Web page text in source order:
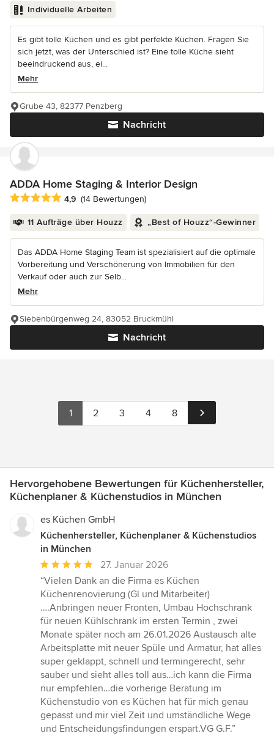
Individuelle Arbeiten
Es gibt tolle Küchen und es gibt perfekte Küchen. Fragen Sie
sich jetzt, was der Unterschied ist? Eine tolle Küche sieht
beeindruckend aus, ei...
Mehr
Nachricht
Grube 43, 82377 Penzberg
ADDA Home Staging & Interior Design
Durchschnittliche Bewertung: 4.9 von 5 Sternen
4,9 (14 Bewertungen)
11 Aufträge über Houzz „Best of Houzz“-Gewinner
Das ADDA Home Staging Team ist spezialisiert auf die optimale
Vorbereitung und Verschönerung von Immobilien für den
Verkauf oder auch zur Selb...
Mehr
Nachricht
Siebenbürgenweg 24, 83052 Bruckmühl
1 2 3 4 8
Hervorgehobene Bewertungen für Küchenhersteller,
Küchenplaner & Küchenstudios in München
es Küchen GmbH
Küchenhersteller, Küchenplaner & Küchenstudios
in München
Durchschnittliche
Bewertung:
5
von
5
Sternen
27. Januar 2026
“Vielen Dank an die Firma es Küchen
Küchenrenovierung (Gl und Mitarbeiter)
….Anbringen neuer Fronten, Umbau Hochschrank
für neuen Kühlschrank im ersten Termin , zwei
Monate später noch am 26.01.2026 Austausch alte
Arbeitsplatte mit neuer Spüle und Armatur, hat alles
super geklappt, schnell und termingerecht, sehr
sauber und sieht alles toll aus…ich kann die Firma
nur empfehlen…die vorherige Beratung im
Küchenstudio von es Küchen hat für mich genau
gepasst und mir viel Zeit und umständliche Wege
und Entscheidungsfindungen erspart.VG G.F.”